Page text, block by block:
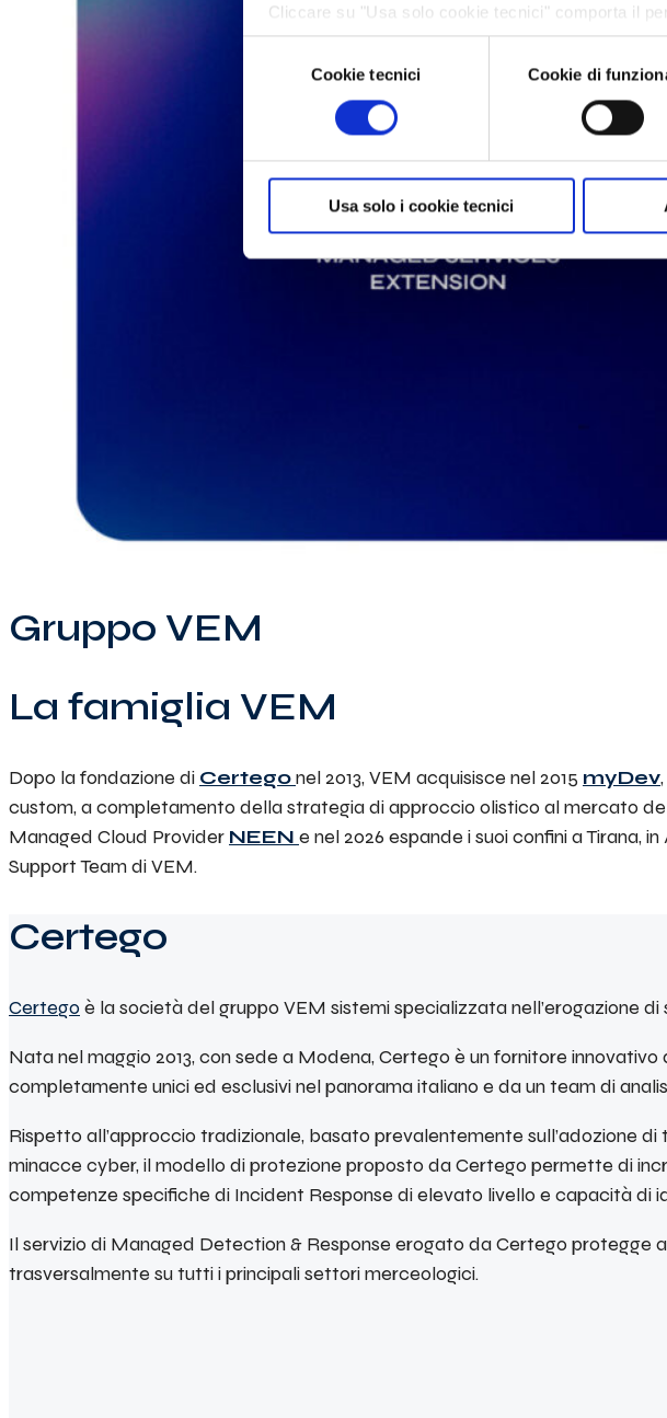
Cliccare su "Usa solo cookie tecnici" comporta il
navigazione in assenza di cookie o altri strumenti
informazioni, leggere la sezione cookie policy
Cookie tecnici Cookie di
Usa solo i cookie tecnici
Gruppo VEM
La famiglia VEM
Dopo la fondazione di Certegonel 2013, VEM acquisisce nel 2015 myDev
custom, a completamento della strategia di approccio olistico al mercato
Managed Cloud Provider NEEN e nel 2026 espande i suoi confini a Tirana,
Support Team di VEM.
Certego
Certegoè la società del gruppo VEM sistemi specializzata nell’erogazione
Nata nel maggio 2013, con sede a Modena, Certego è un fornitore
completamente unici ed esclusivi nel panorama italiano e da un team di
Rispetto all’approccio tradizionale, basato prevalentemente sull’adozione
minacce cyber, il modello di protezione proposto da Certego permette di
competenze specifiche di Incident Response di elevato livello e capacità di
Il servizio di Managed Detection & Response erogato da Certego protegge
trasversalmente su tutti i principali settori merceologici.